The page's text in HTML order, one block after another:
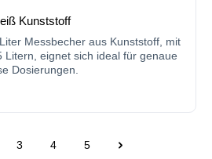
Kunststoff
Messbecher aus Kunststoff, mit
Litern, eignet sich ideal für genaue
Dosierungen.
Seite
3
Seite
4
Seite
5